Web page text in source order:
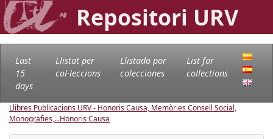
Repositori URV
Last
15
days
Llistat per
col·leccions
Llistado por
colecciones
List for
collections
Llibres Publicacions URV - Honoris Causa, Memòries Consell Social,
Monografies,...Honoris Causa